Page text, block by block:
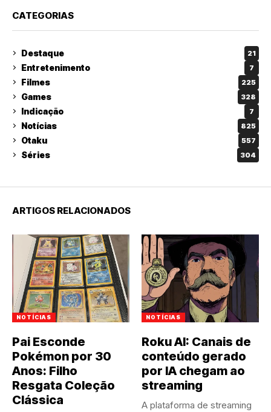
CATEGORIAS
Destaque 21
Entretenimento 7
Filmes 225
Games 328
Indicação 7
Notícias 825
Otaku 557
Séries 304
ARTIGOS RELACIONADOS
NOTÍCIAS
Pai Esconde
Pokémon por 30
Anos: Filho
Resgata Coleção
Clássica
NOTÍCIAS
Roku AI: Canais de
conteúdo gerado
por IA chegam ao
streaming
A plataforma de streaming